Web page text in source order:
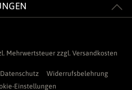
Mehrwertsteuer zzgl. Versandkosten
Datenschutz
Widerrufsbelehrung
Einstellungen